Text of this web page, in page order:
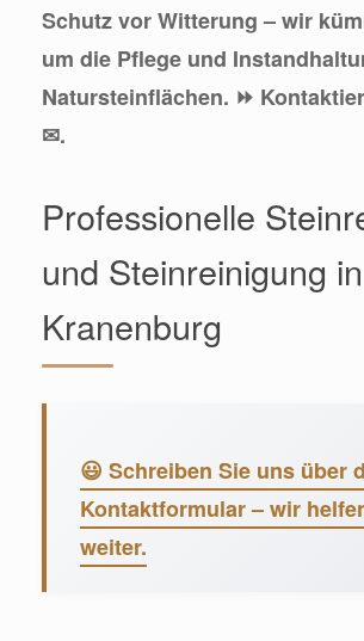
Schutz vor Witterung – wir
um die Pflege und
Natursteinflächen. ⏩
✉.
Professionelle
und Steinreinigung in
Kranenburg
😃 Schreiben Sie uns über
Kontaktformular – wir
weiter.